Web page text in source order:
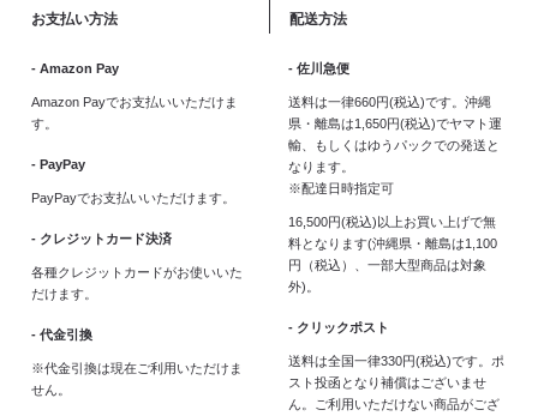
お支払い方法
- Amazon Pay
Amazon Payでお支払いいただけま
す。
- PayPay
PayPayでお支払いいただけます。
- クレジットカード決済
各種クレジットカードがお使いいた
だけます。
- 代金引換
※代金引換は現在ご利用いただけま
せん。
配送方法
- 佐川急便
送料は一律660円(税込)です。沖縄
県・離島は1,650円(税込)でヤマト運
輸、もしくはゆうパックでの発送と
なります。
※配達日時指定可
16,500円(税込)以上お買い上げで無
料となります(沖縄県・離島は1,100
円（税込）、一部大型商品は対象
外)。
- クリックポスト
送料は全国一律330円(税込)です。ポ
スト投函となり補償はございませ
ん。ご利用いただけない商品がござ